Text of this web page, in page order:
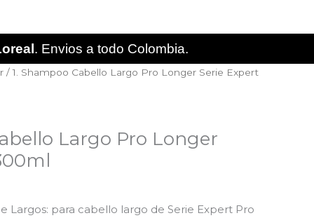
. Envios a todo Colombia.
/ 1. Shampoo Cabello Largo Pro Longer Serie Expert
Largo Pro Longer
Largos: para cabello largo de Serie Expert Pro